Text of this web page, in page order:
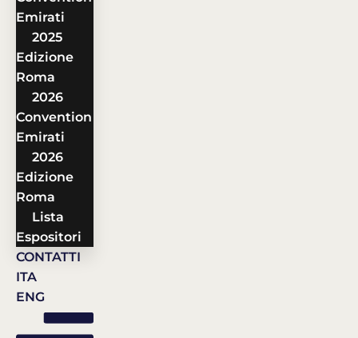
Emirati
2025
Edizione
Roma
2026
Convention
Emirati
2026
Edizione
Roma
Lista
Espositori
CONTATTI
ITA
ENG